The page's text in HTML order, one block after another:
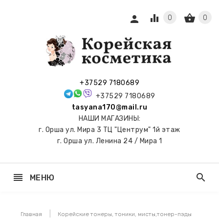
+37529 7180689
+37529 7180689
tasyana170@mail.ru
НАШИ МАГАЗИНЫ:
г. Орша ул. Мира 3 ТЦ "Центрум" 1й этаж
г. Орша ул. Ленина 24 / Мира 1
person shopping_basket 0
equalizer 0
reorder МЕНЮ
ТОНЕРЫ, search
Главная
Корейские тонеры, тоники, мисты,тонер-пэды